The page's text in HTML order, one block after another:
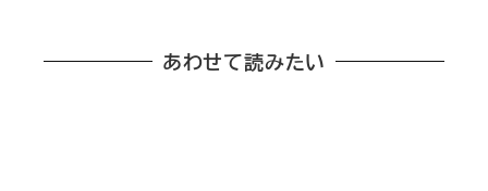
あわせて読みたい